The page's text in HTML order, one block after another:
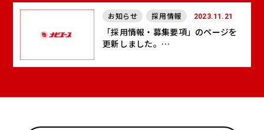
2023.11.21
お知らせ 採用情報
「採用情報・募集要項」のページを
更新しました。
用（関東エリア）】